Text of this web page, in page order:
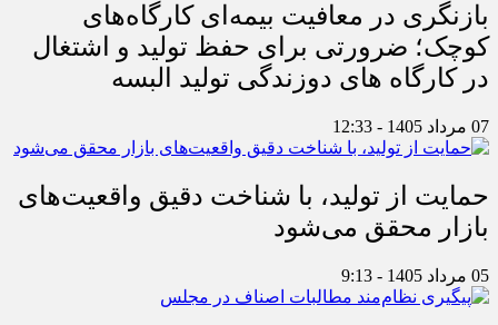
بازنگری در معافیت بیمه‌ای کارگاه‌های
کوچک؛ ضرورتی برای حفظ تولید و اشتغال
در کارگاه های دوزندگی تولید البسه
07 مرداد 1405 - 12:33
حمایت از تولید، با شناخت دقیق واقعیت‌های
بازار محقق می‌شود
05 مرداد 1405 - 9:13